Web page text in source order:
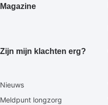
Magazine
Zijn mijn klachten erg?
Secundaire
Nieuws
Meldpunt longzorg